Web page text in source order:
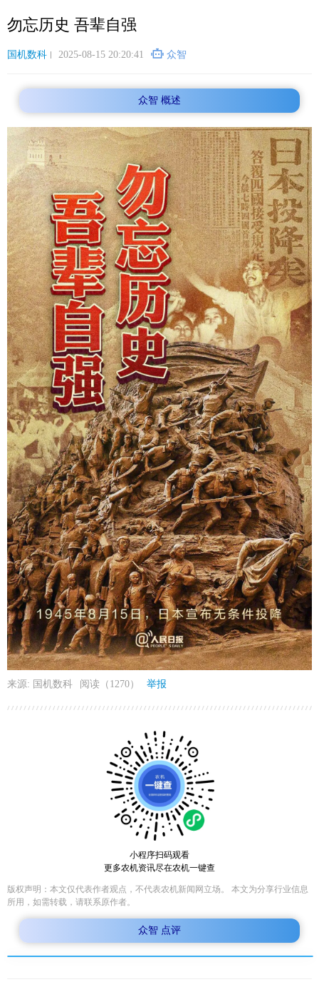
主
内
容
勿忘历史 吾辈自强
国机数科 2025-08-15 20:20:41 众智
众智 概述
来源: 国机数科 阅读（1270） 举报
小程序扫码观看
更多农机资讯尽在农机一键查
版权声明：本文仅代表作者观点，不代表农机新闻网立场。 本文为分享行业信息
所用，如需转载，请联系原作者。
众智 点评